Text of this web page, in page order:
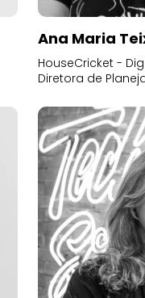
Ana Maria
HouseCricket -
Diretora de